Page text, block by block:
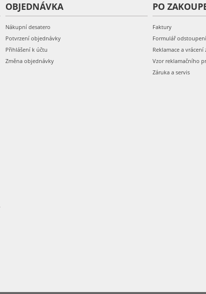
OBJEDNÁVKA
Nákupní desatero
Potvrzení objednávky
Přihlášení k účtu
Změna objednávky
PO
Faktury
Formulář
Reklamace a vrácení
Vzor reklamačního
Záruka a servis